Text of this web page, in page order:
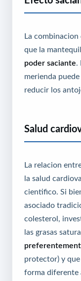
La combinacion
que la
poder saciante.
merienda
reducir los
Salud
La relacion
la salud
cientifico. Si
asociado
colesterol,
las grasas
protector) y
forma diferente